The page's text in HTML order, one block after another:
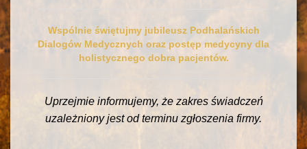
Wspólnie świętujmy jubileusz Podhalańskich
Dialogów Medycznych oraz postęp medycyny dla
holistycznego dobra pacjentów.
Uprzejmie informujemy, że zakres świadczeń
uzależniony jest od terminu zgłoszenia firmy.